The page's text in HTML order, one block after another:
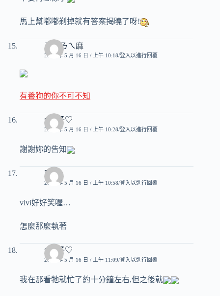
馬上幫嘟嘟剃掉就有答案揭曉了呀!
ㄋㄟㄋㄟ麻
2007 年 5 月 16 日 / 上午 10:18 登入以進行回覆
有養狗的你不可不知
♥玟子♡
2007 年 5 月 16 日 / 上午 10:28 登入以進行回覆
謝謝妳的告知
寧
2007 年 5 月 16 日 / 上午 10:58 登入以進行回覆
vivi好好笑喔…
怎麼那麼執著
♥玟子♡
2007 年 5 月 16 日 / 上午 11:09 登入以進行回覆
我在那看牠就忙了約十分鐘左右,但之後就